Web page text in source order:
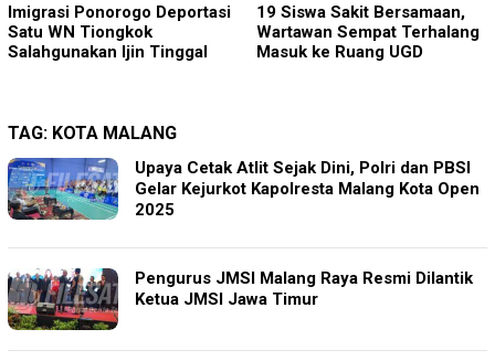
19 Siswa Sakit Bersamaan,
Wartawan Sempat Terhalang
Masuk ke Ruang UGD
Sambut HUT RI ke-81 di
Gunung Sanggabuana, KPU
Karawang Jaga Stamina
TAG: KOTA MALANG
Upaya Cetak Atlit Sejak Dini, Polri dan PBSI
Gelar Kejurkot Kapolresta Malang Kota Open
2025
Pengurus JMSI Malang Raya Resmi Dilantik
Ketua JMSI Jawa Timur